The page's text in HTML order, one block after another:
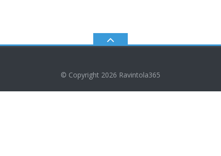
© Copyright 2026 Ravintola365